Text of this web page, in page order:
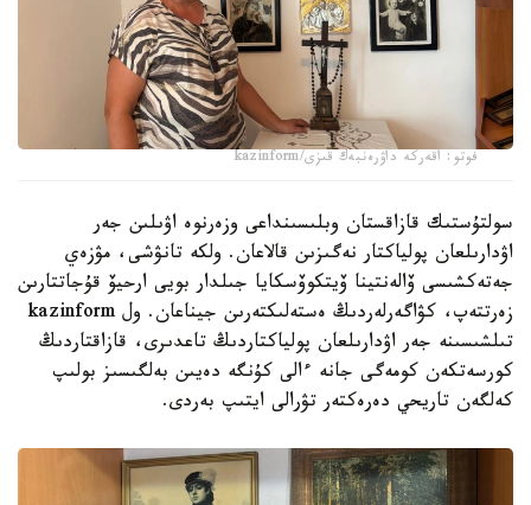
فوتو: اقەركە داۋرەنبەك قىزى/kazinform
سولتۇستىك قازاقستان وبلىسىنداعى وزەرنوە اۋىلىن جەر
اۋدارىلعان پولياكتار نەگىزىن قالاعان. ولكە تانۋشى، مۋزەي
جەتەكشىسى ۆالەنتينا ۆيتكوۆسكايا جىلدار بويى ارحيۆ قۇجاتتارىن
زەرتتەپ، كۋاگەرلەردىڭ ەستەلىكتەرىن جيناعان. ول kazinform
تىلشىسىنە جەر اۋدارىلعان پولياكتاردىڭ تاعدىرى، قازاقتاردىڭ
كورسەتكەن كومەگى جانە ءالى كۇنگە دەيىن بەلگىسىز بولىپ
كەلگەن تاريحي دەرەكتەر تۋرالى ايتىپ بەردى.